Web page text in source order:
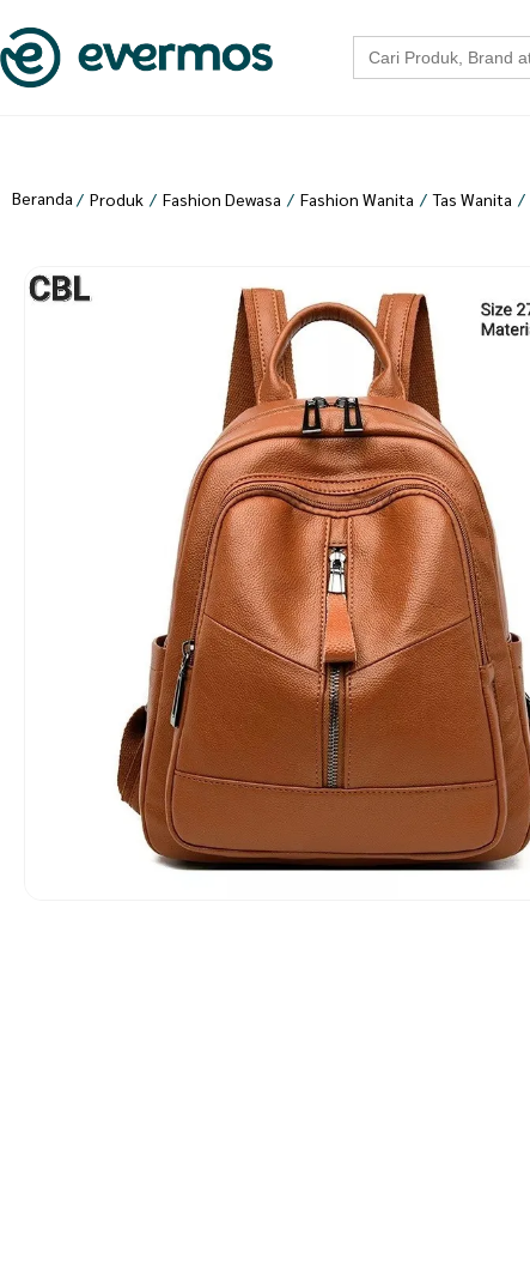
Search
for:
Beranda / Produk / Fashion Dewasa / Fashion Wanita / Tas Wanita /